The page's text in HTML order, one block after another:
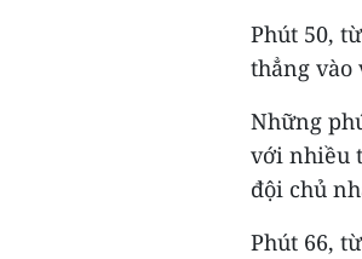
Phút 50,
thẳng vào
Những
với nhiều
đội chủ
Phút 66,